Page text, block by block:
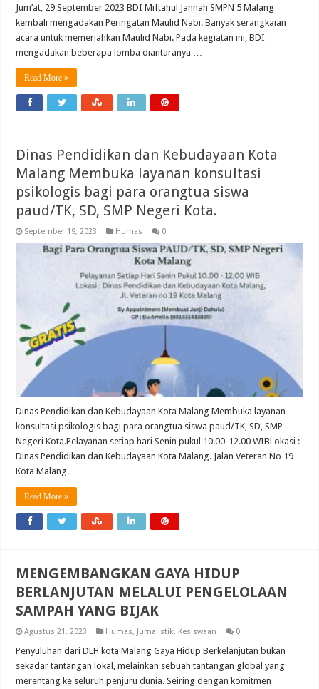
Jum’at, 29 September 2023 BDI Miftahul Jannah SMPN 5 Malang
kembali mengadakan Peringatan Maulid Nabi. Banyak serangkaian
acara untuk memeriahkan Maulid Nabi. Pada kegiatan ini, BDI
mengadakan beberapa lomba diantaranya …
Read More »
Dinas Pendidikan dan Kebudayaan Kota
Malang Membuka layanan konsultasi
psikologis bagi para orangtua siswa
paud/TK, SD, SMP Negeri Kota.
September 19, 2023 Humas 0
Dinas Pendidikan dan Kebudayaan Kota Malang Membuka layanan
konsultasi psikologis bagi para orangtua siswa paud/TK, SD, SMP
Negeri Kota.Pelayanan setiap hari Senin pukul 10.00-12.00 WIBLokasi :
Dinas Pendidikan dan Kebudayaan Kota Malang. Jalan Veteran No 19
Kota Malang.
Read More »
MENGEMBANGKAN GAYA HIDUP
BERLANJUTAN MELALUI PENGELOLAAN
SAMPAH YANG BIJAK
Agustus 21, 2023 Humas, Jurnalistik, Kesiswaan 0
Penyuluhan dari DLH kota Malang Gaya Hidup Berkelanjutan bukan
sekadar tantangan lokal, melainkan sebuah tantangan global yang
merentang ke seluruh penjuru dunia. Seiring dengan komitmen